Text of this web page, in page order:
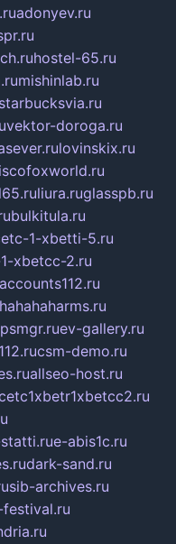
adonyev.ru
hostel-65.ru
mishinlab.ru
starbucksvia.ru
vektor-doroga.ru
lovinskix.ru
liura.ruglasspb.ru
bulkitula.ru
1-xbetti-5.ru
xbetcc-2.ru
accounts112.ru
hahahaharms.ru
ev-gallery.ru
csm-demo.ru
allseo-host.ru
e-abis1c.ru
dark-sand.ru
sib-archives.ru